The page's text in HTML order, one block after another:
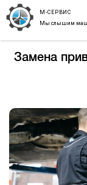
М-СЕРВИС
Мы слышим
Замена